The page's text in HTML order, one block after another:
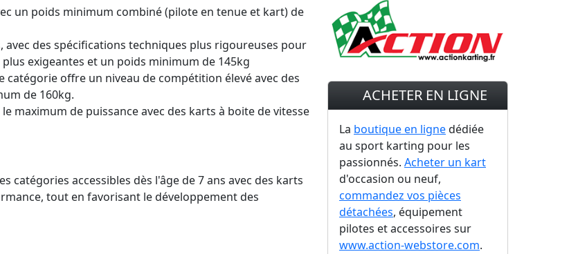
un poids minimum combiné (pilote en tenue et kart) de
avec des spécifications techniques plus rigoureuses pour
exigeantes et un poids minimum de 145kg
catégorie offre un niveau de compétition élevé avec des
de 160kg.
maximum de puissance avec des karts à boite de vitesse
catégories accessibles dès l'âge de 7 ans avec des karts
tout en favorisant le développement des
ACHETER EN LIGNE
La boutique en lignedédiée
au sport karting pour les
passionnés. Acheter un kart
d'occasion ou neuf,
commandez vos pièces
détachées, équipement
pilotes et accessoires sur
www.action-webstore.com.